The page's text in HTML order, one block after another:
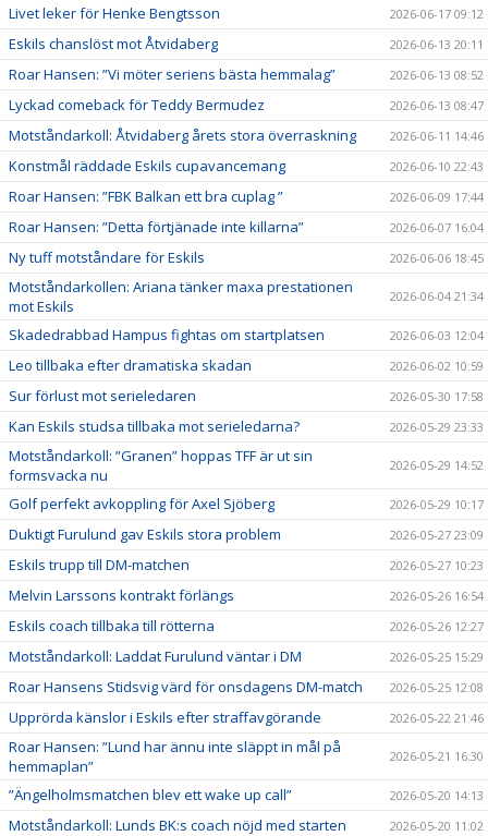
Livet leker för Henke Bengtsson 2026-06-17 09:12
Eskils chanslöst mot Åtvidaberg 2026-06-13 20:11
Roar Hansen: ”Vi möter seriens bästa hemmalag” 2026-06-13 08:52
Lyckad comeback för Teddy Bermudez 2026-06-13 08:47
Motståndarkoll: Åtvidaberg årets stora överraskning 2026-06-11 14:46
Konstmål räddade Eskils cupavancemang 2026-06-10 22:43
Roar Hansen: ”FBK Balkan ett bra cuplag ” 2026-06-09 17:44
Roar Hansen: ”Detta förtjänade inte killarna” 2026-06-07 16:04
Ny tuff motståndare för Eskils 2026-06-06 18:45
Motståndarkollen: Ariana tänker maxa prestationen
mot Eskils
2026-06-04 21:34
Skadedrabbad Hampus fightas om startplatsen 2026-06-03 12:04
Leo tillbaka efter dramatiska skadan 2026-06-02 10:59
Sur förlust mot serieledaren 2026-05-30 17:58
Kan Eskils studsa tillbaka mot serieledarna? 2026-05-29 23:33
Motståndarkoll: ”Granen” hoppas TFF är ut sin
formsvacka nu
2026-05-29 14:52
Golf perfekt avkoppling för Axel Sjöberg 2026-05-29 10:17
Duktigt Furulund gav Eskils stora problem 2026-05-27 23:09
Eskils trupp till DM-matchen 2026-05-27 10:23
Melvin Larssons kontrakt förlängs 2026-05-26 16:54
Eskils coach tillbaka till rötterna 2026-05-26 12:27
Motståndarkoll: Laddat Furulund väntar i DM 2026-05-25 15:29
Roar Hansens Stidsvig värd för onsdagens DM-match 2026-05-25 12:08
Upprörda känslor i Eskils efter straffavgörande 2026-05-22 21:46
Roar Hansen: ”Lund har ännu inte släppt in mål på
hemmaplan”
2026-05-21 16:30
”Ängelholmsmatchen blev ett wake up call” 2026-05-20 14:13
Motståndarkoll: Lunds BK:s coach nöjd med starten 2026-05-20 11:02